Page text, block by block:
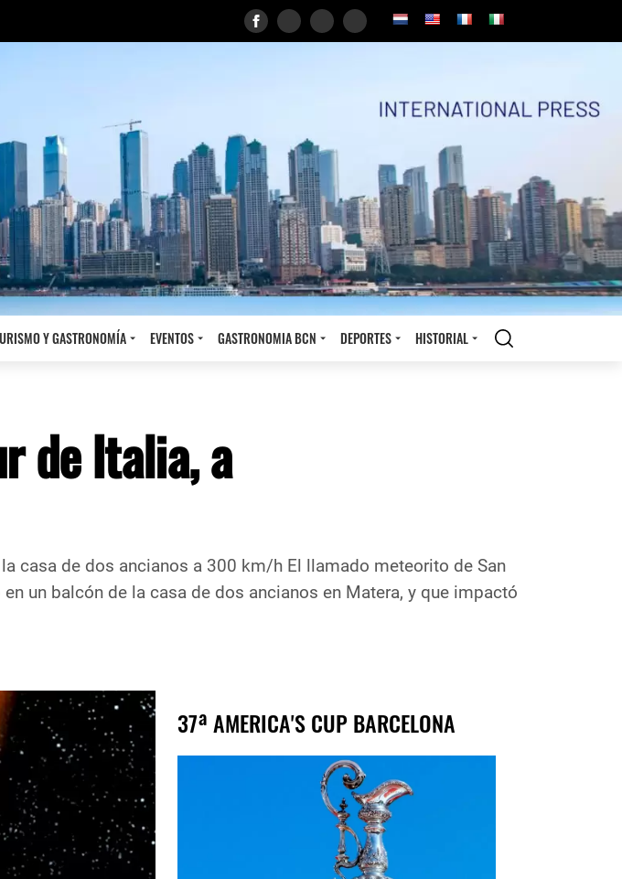
Y GASTRONOMÍA EVENTOS GASTRONOMIA BCN DEPORTES HISTORIAL
de Italia, a
casa de dos ancianos a 300 km/h El llamado meteorito de San
un balcón de la casa de dos ancianos en Matera, y que impactó
37ª AMERICA'S CUP BARCELONA